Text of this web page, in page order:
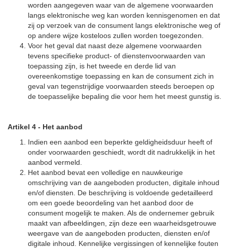
worden aangegeven waar van de algemene voorwaarden
langs elektronische weg kan worden kennisgenomen en dat
zij op verzoek van de consument langs elektronische weg of
op andere wijze kosteloos zullen worden toegezonden.
Voor het geval dat naast deze algemene voorwaarden
tevens specifieke product- of dienstenvoorwaarden van
toepassing zijn, is het tweede en derde lid van
overeenkomstige toepassing en kan de consument zich in
geval van tegenstrijdige voorwaarden steeds beroepen op
de toepasselijke bepaling die voor hem het meest gunstig is.
Artikel 4 - Het aanbod
Indien een aanbod een beperkte geldigheidsduur heeft of
onder voorwaarden geschiedt, wordt dit nadrukkelijk in het
aanbod vermeld.
Het aanbod bevat een volledige en nauwkeurige
omschrijving van de aangeboden producten, digitale inhoud
en/of diensten. De beschrijving is voldoende gedetailleerd
om een goede beoordeling van het aanbod door de
consument mogelijk te maken. Als de ondernemer gebruik
maakt van afbeeldingen, zijn deze een waarheidsgetrouwe
weergave van de aangeboden producten, diensten en/of
digitale inhoud. Kennelijke vergissingen of kennelijke fouten